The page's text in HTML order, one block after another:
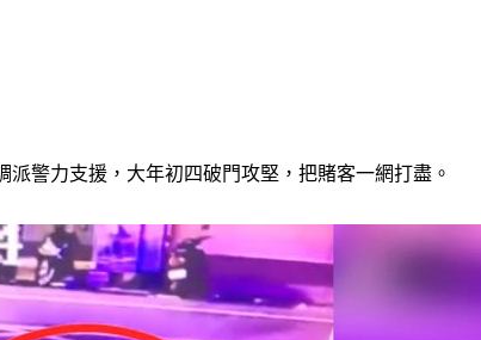
警力支援，大年初四破門攻堅，把賭客一網打盡。